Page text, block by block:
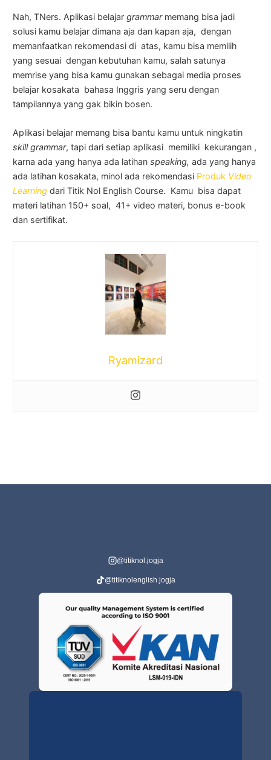
Nah, TNers. Aplikasi belajargrammar memang bisa jadi
solusi kamu belajar dimana aja dan kapan aja, dengan
memanfaatkan rekomendasi di atas, kamu bisa memilih
yang sesuai dengan kebutuhan kamu, salah satunya
memrise yang bisa kamu gunakan sebagai media proses
belajar kosakata bahasa Inggris yang seru dengan
tampilannya yang gak bikin bosen.
Aplikasi belajar memang bisa bantu kamu untuk ningkatin
skill grammar, tapi dari setiap aplikasi memiliki kekurangan ,
karna ada yang hanya ada latihanspeaking,ada yang hanya
ada latihan kosakata, minol ada rekomendasi Produk Video
Learning dari Titik Nol English Course. Kamu bisa dapat
materi latihan 150+ soal, 41+ video materi, bonus e-book
dan sertifikat.
Ryamizard
@titiknol.jogja
@titiknolenglish.jogja